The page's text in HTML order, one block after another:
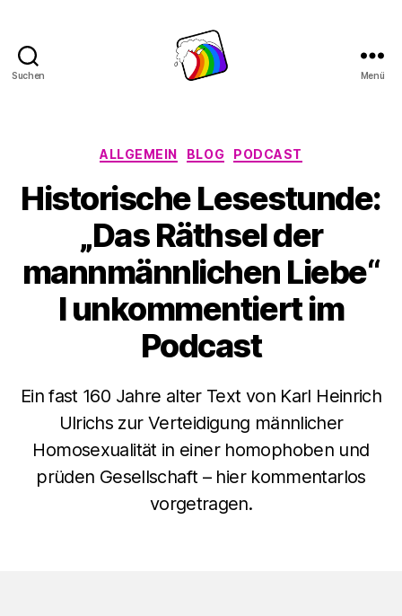
Suchen Menü
Kategorien
ALLGEMEIN BLOG PODCAST
Historische Lesestunde:
„Das Räthsel der
mannmännlichen Liebe“
I unkommentiert im
Podcast
Ein fast 160 Jahre alter Text von Karl Heinrich
Ulrichs zur Verteidigung männlicher
Homosexualität in einer homophoben und
prüden Gesellschaft – hier kommentarlos
vorgetragen.